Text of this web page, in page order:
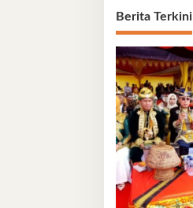
Berita Terkini